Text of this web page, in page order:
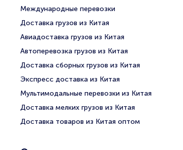
Международные перевозки
Доставка грузов из Китая
Авиадоставка грузов из Китая
Автоперевозка грузов из Китая
Доставка сборных грузов из Китая
Экспресс доставка из Китая
Мультимодальные перевозки из Китая
Доставка мелких грузов из Китая
Доставка товаров из Китая оптом